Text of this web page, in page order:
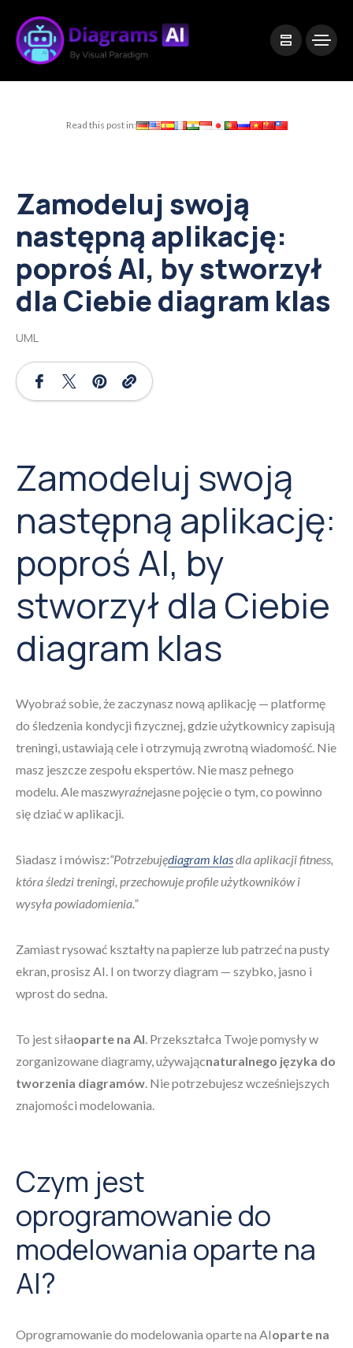
Read this post in:
Zamodeluj swoją
następną aplikację:
poproś AI, by stworzył
dla Ciebie diagram klas
UML
Zamodeluj swoją
następną aplikację:
poproś AI, by
stworzył dla Ciebie
diagram klas
Wyobraź sobie, że zaczynasz nową aplikację — platformę
do śledzenia kondycji fizycznej, gdzie użytkownicy zapisują
treningi, ustawiają cele i otrzymują zwrotną wiadomość. Nie
masz jeszcze zespołu ekspertów. Nie masz pełnego
modelu. Ale maszwyraźnejasne pojęcie o tym, co powinno
się dziać w aplikacji.
Siadasz i mówisz:“Potrzebujędiagram klasdla aplikacji fitness,
która śledzi treningi, przechowuje profile użytkowników i
wysyła powiadomienia.”
Zamiast rysować kształty na papierze lub patrzeć na pusty
ekran, prosisz AI. I on tworzy diagram — szybko, jasno i
wprost do sedna.
To jest siłaoparte na AI. Przekształca Twoje pomysły w
zorganizowane diagramy, używającnaturalnego języka do
tworzenia diagramów. Nie potrzebujesz wcześniejszych
znajomości modelowania.
Czym jest
oprogramowanie do
modelowania oparte na
AI?
Oprogramowanie do modelowania oparte na AIoparte na